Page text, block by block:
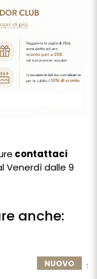
contattaci
Venerdì dalle 9
anche:
NUOVO